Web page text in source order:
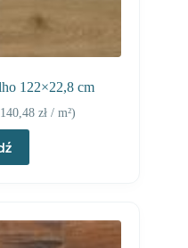
122×22,8 cm
140,48 zł/ m²)